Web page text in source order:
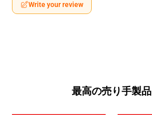
Write your review
最高の売り手製品